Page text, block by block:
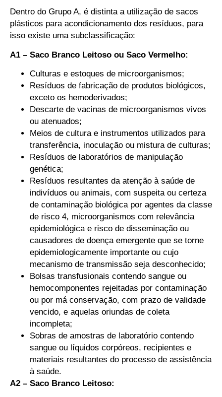
Dentro do Grupo A, é distinta a utilização de sacos
plásticos para acondicionamento dos resíduos, para
isso existe uma subclassificação:
A1 – Saco Branco Leitoso ou Saco Vermelho:
Culturas e estoques de microorganismos;
Resíduos de fabricação de produtos biológicos,
exceto os hemoderivados;
Descarte de vacinas de microorganismos vivos
ou atenuados;
Meios de cultura e instrumentos utilizados para
transferência, inoculação ou mistura de culturas;
Resíduos de laboratórios de manipulação
genética;
Resíduos resultantes da atenção à saúde de
indivíduos ou animais, com suspeita ou certeza
de contaminação biológica por agentes da classe
de risco 4, microorganismos com relevância
epidemiológica e risco de disseminação ou
causadores de doença emergente que se torne
epidemiologicamente importante ou cujo
mecanismo de transmissão seja desconhecido;
Bolsas transfusionais contendo sangue ou
hemocomponentes rejeitadas por contaminação
ou por má conservação, com prazo de validade
vencido, e aquelas oriundas de coleta
incompleta;
Sobras de amostras de laboratório contendo
sangue ou líquidos corpóreos, recipientes e
materiais resultantes do processo de assistência
à saúde.
A2 – Saco Branco Leitoso: